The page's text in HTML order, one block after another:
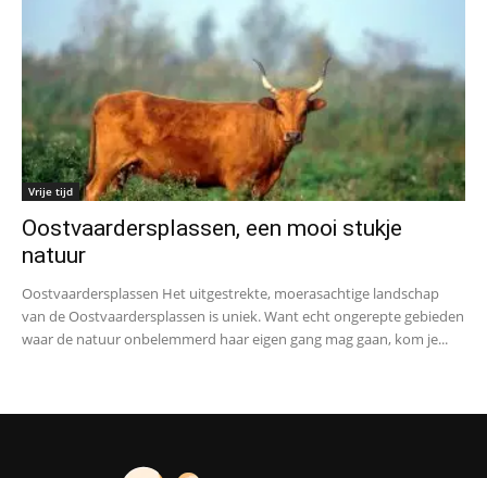
Vrije tijd
Oostvaardersplassen, een mooi stukje
natuur
Oostvaardersplassen Het uitgestrekte, moerasachtige landschap
van de Oostvaardersplassen is uniek. Want echt ongerepte gebieden
waar de natuur onbelemmerd haar eigen gang mag gaan, kom je...